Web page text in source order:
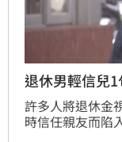
退休男輕信兒
許多人將退休金
時信任親友而陷